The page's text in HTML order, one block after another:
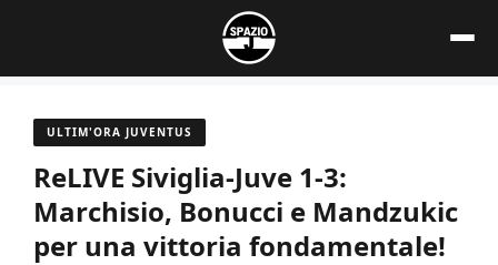
contenuto
ULTIM'ORA JUVENTUS
ReLIVE Siviglia-Juve 1-3:
Marchisio, Bonucci e Mandzukic
per una vittoria fondamentale!